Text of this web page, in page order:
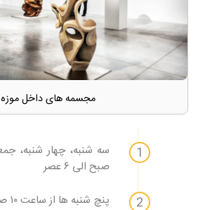
مجسمه های داخل موزه
صبح الی ۶ عصر
پنچ شنبه ها از ساعت ۱۰ صبح الی ۸ شب